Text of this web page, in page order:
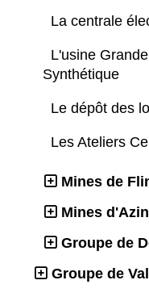
La centrale
L'usine
Synthétique
Le dépôt des
Les Ateliers
Mines de
Mines
Groupe de
Groupe de